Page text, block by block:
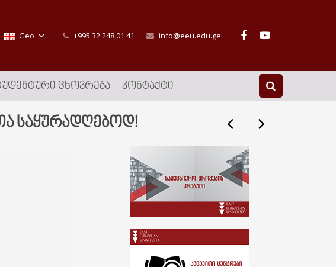
Geo +995 32 248 01 41 info@eeu.edu.ge
ᲪᲮᲝᲕᲠᲔᲑᲐ ᲙᲝᲜᲢᲐᲥᲢᲘ
საყურადღებოდ!